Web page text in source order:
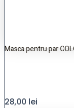
Masca pentru par
28,00 lei